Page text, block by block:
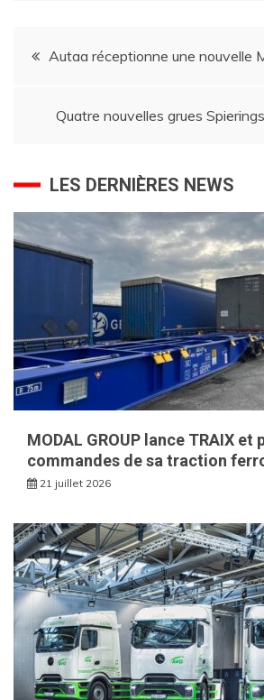
Navigation
l’article
Autaa réceptionne une nouvelle
Quatre nouvelles grues
LES DERNIÈRES NEWS
MODAL GROUP lance TRAIX et
commandes de sa traction
21 juillet 2026